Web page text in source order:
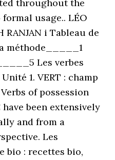
throughout the
usage.. LÉO
RANJAN i Tableau de
méthode_____1
Les verbes
1. VERT : champ
of possession
have been extensively
and from a
Les
bio : recettes bio,